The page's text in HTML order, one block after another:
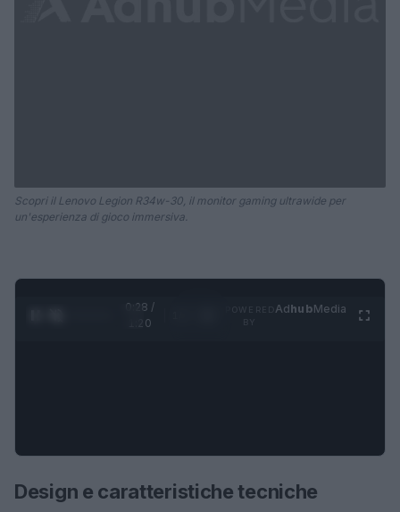
Scopri il Lenovo Legion R34w-30, il monitor gaming ultrawide per
un'esperienza di gioco immersiva.
0:29 /
1:20
AdhubMedia
Design e caratteristiche tecniche